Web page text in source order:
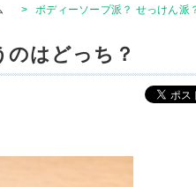
> ボディーソープ派？ せっけん派
はどっち？